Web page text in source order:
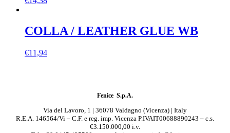
COLLA / LEATHER GLUE WB
€11,94
Fenice S.p.A.
Via del Lavoro, 1 | 36078 Valdagno (Vicenza) | Italy
R.E.A. 146564/Vi – C.F. e reg. imp. Vicenza P.IVAIT00688890243 – c.s.
€3.150.000,00 i.v.